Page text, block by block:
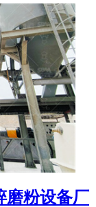
磨粉设备厂